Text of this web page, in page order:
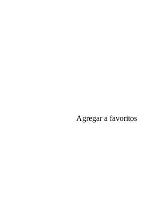
Agregar a favoritos